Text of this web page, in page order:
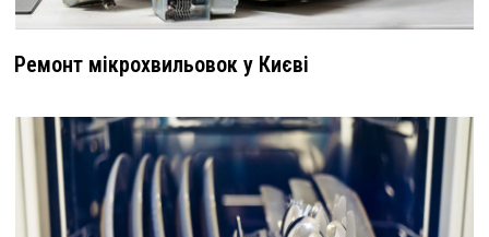
Ремонт мікрохвильовок у Києві